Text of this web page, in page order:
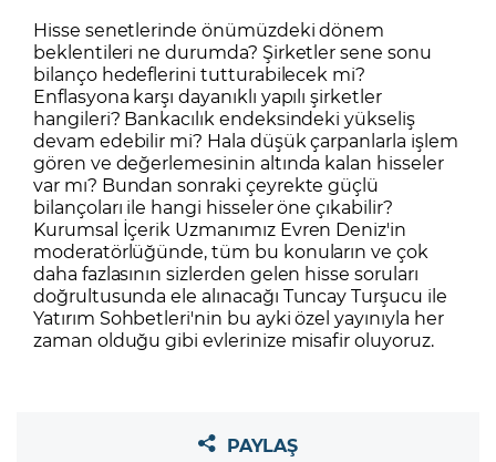
Hisse senetlerinde önümüzdeki dönem
beklentileri ne durumda? Şirketler sene sonu
bilanço hedeflerini tutturabilecek mi?
Enflasyona karşı dayanıklı yapılı şirketler
hangileri? Bankacılık endeksindeki yükseliş
devam edebilir mi? Hala düşük çarpanlarla işlem
gören ve değerlemesinin altında kalan hisseler
var mı? Bundan sonraki çeyrekte güçlü
bilançoları ile hangi hisseler öne çıkabilir?
Kurumsal İçerik Uzmanımız Evren Deniz'in
moderatörlüğünde, tüm bu konuların ve çok
daha fazlasının sizlerden gelen hisse soruları
doğrultusunda ele alınacağı Tuncay Turşucu ile
Yatırım Sohbetleri'nin bu ayki özel yayınıyla her
zaman olduğu gibi evlerinize misafir oluyoruz.
PAYLAŞ